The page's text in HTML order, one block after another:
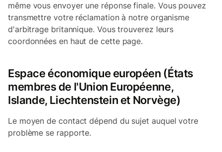
même vous envoyer une réponse finale. Vous pouvez
transmettre votre réclamation à notre organisme
d'arbitrage britannique. Vous trouverez leurs
coordonnées en haut de cette page.
Espace économique européen (États
membres de l'Union Européenne,
Islande, Liechtenstein et Norvège)
Le moyen de contact dépend du sujet auquel votre
problème se rapporte.